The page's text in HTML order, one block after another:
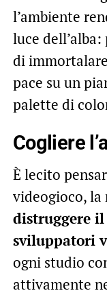
l’ambiente
luce
di
pace su un
palette di
Cogliere
È lecito
videogioco,
distruggere
sviluppatori
ogni studio
attivamente